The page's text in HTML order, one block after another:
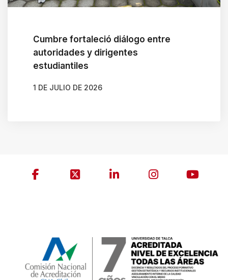
Cumbre fortaleció diálogo entre
autoridades y dirigentes
estudiantiles
1 DE JULIO DE 2026